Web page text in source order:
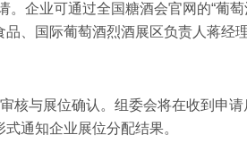
。企业可通过全国糖酒会官网的“葡
品、国际葡萄酒烈酒展区负责人蒋经
核与展位确认。组委会将在收到申
式通知企业展位分配结果。